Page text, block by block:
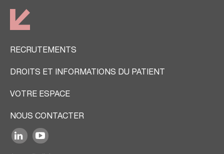
RECRUTEMENTS
DROITS ET INFORMATIONS DU PATIENT
VOTRE ESPACE
NOUS CONTACTER